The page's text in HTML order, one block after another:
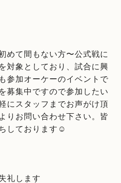
めて間もない方〜公式戦に
対象としており、試合に興
参加オーケーのイベントで
募集中ですので参加したい
にスタッフまでお声がけ頂
りお問い合わせ下さい。皆
しております☺
礼します